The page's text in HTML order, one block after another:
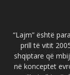
“Lajm” është
prill të vitit
shqiptare që
në konceptet